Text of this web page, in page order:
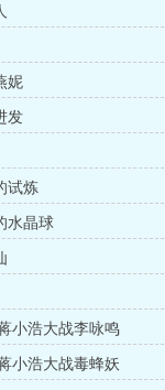
妮
发
试炼
水晶球
小浩大战李咏鸣
小浩大战毒蜂妖